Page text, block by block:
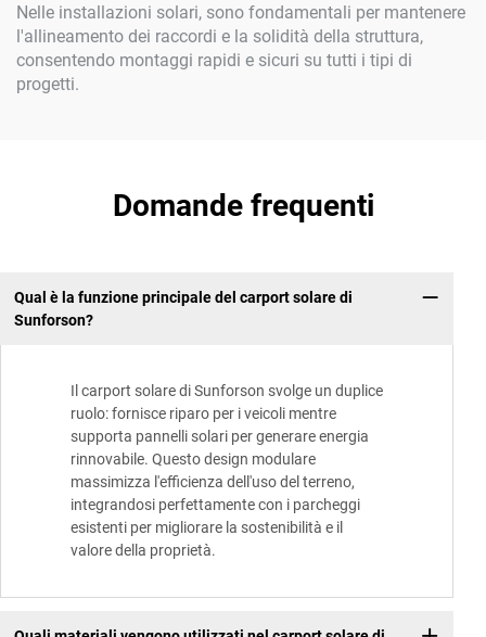
Nelle installazioni solari, sono fondamentali per mantenere
l'allineamento dei raccordi e la solidità della struttura,
consentendo montaggi rapidi e sicuri su tutti i tipi di
progetti.
Domande frequenti
Qual è la funzione principale del carport solare di
Sunforson?
Il carport solare di Sunforson svolge un duplice
ruolo: fornisce riparo per i veicoli mentre
supporta pannelli solari per generare energia
rinnovabile. Questo design modulare
massimizza l'efficienza dell'uso del terreno,
integrandosi perfettamente con i parcheggi
esistenti per migliorare la sostenibilità e il
valore della proprietà.